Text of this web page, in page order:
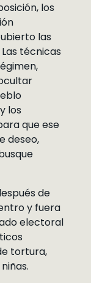
los
las
técnicas
los
que ese
deseo,
de
y fuera
electoral
tortura,